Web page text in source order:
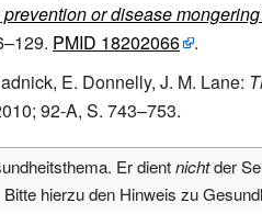
or disease
PMID 18202066
.
E. Donnelly, J. M. Lane:
92-A, S. 743–753.
Er dientnichtder
hierzu den Hinweis zu